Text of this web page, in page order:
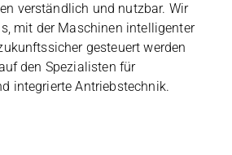
verständlich und nutzbar. Wir
mit der Maschinen intelligenter
gesteuert werden
den Spezialisten für
integrierte Antriebstechnik.